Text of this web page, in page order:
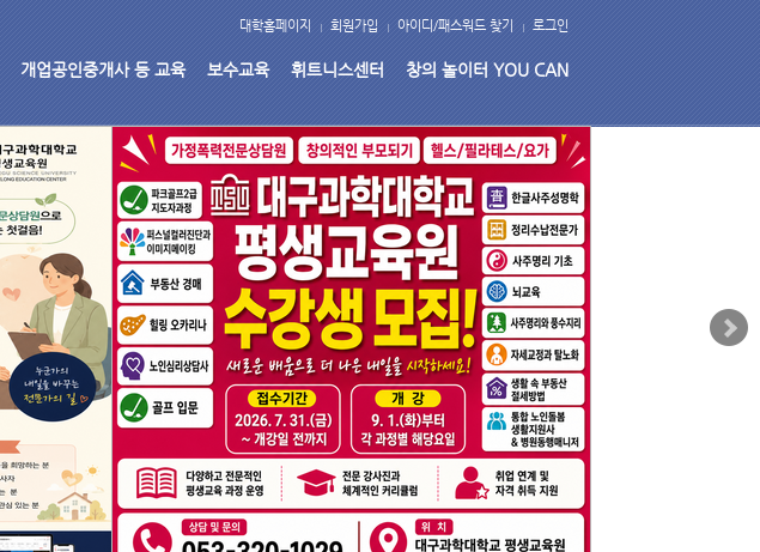
대학홈페이지 회원가입 아이디/패스워드 찾기 로그인
개업공인중개사 등 교육 보수교육 휘트니스센터 창의 놀이터 YOU CAN